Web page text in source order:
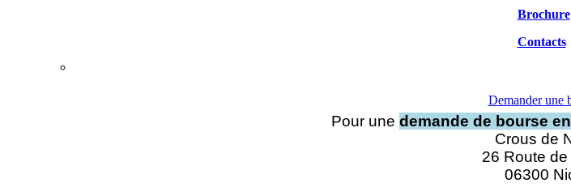
Brochure
Contacts
Demander une
Pour une demande de bourse
Crous de
26 Route de
06300